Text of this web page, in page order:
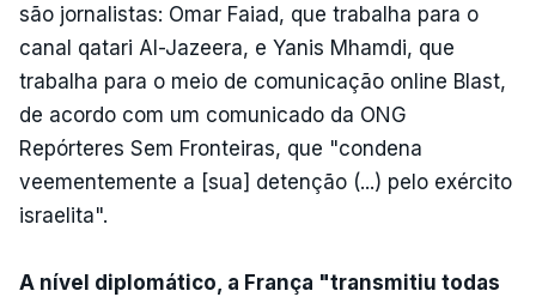
são jornalistas: Omar Faiad, que trabalha para o
canal qatari Al-Jazeera, e Yanis Mhamdi, que
trabalha para o meio de comunicação online Blast,
de acordo com um comunicado da ONG
Repórteres Sem Fronteiras, que "condena
veementemente a [sua] detenção (...) pelo exército
israelita".
A nível diplomático, a França "transmitiu todas